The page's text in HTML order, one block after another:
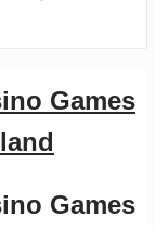
Games
Games